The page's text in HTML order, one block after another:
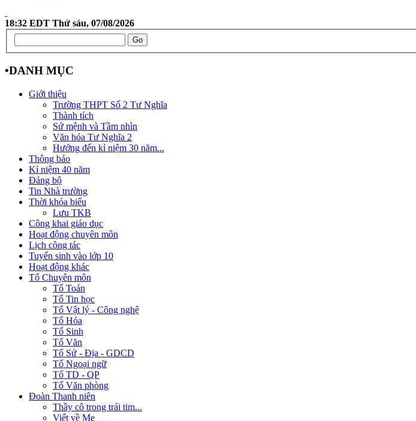
18:32 EDT Thứ sáu, 07/08/2026
•DANH MỤC
Giới thiệu
Trường THPT Số 2 Tư Nghĩa
Thành tích
Sứ mệnh và Tầm nhìn
Văn hóa Tư Nghĩa 2
Hướng đến kỉ niệm 30 năm...
Thông báo
Kỉ niệm 40 năm
Đảng bộ
Tin Nhà trường
Thời khóa biểu
Lưu TKB
Công khai giáo dục
Hoạt động chuyên môn
Lịch công tác
Tuyển sinh vào lớp 10
Hoạt động khác
Tổ Chuyên môn
Tổ Toán
Tổ Tin học
Tổ Vật lý - Công nghệ
Tổ Hóa
Tổ Sinh
Tổ Văn
Tổ Sử - Địa - GDCD
Tổ Ngoại ngữ
Tổ TD - QP
Tổ Văn phòng
Đoàn Thanh niên
Thầy cô trong trái tim...
Viết về Mẹ